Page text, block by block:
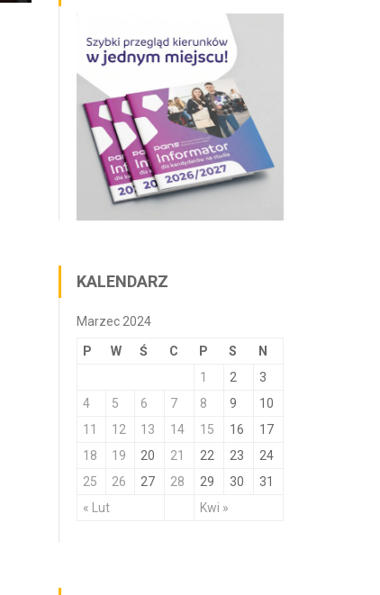
KALENDARZ
Marzec 2024
P W Ś C P S N
« Lut Kwi »
1 2
3
4
5 6 7 8 9
10
11
12 13 14 15 16
17
18
19 20 21 22 23
24
25
26 27 28 29 30 31